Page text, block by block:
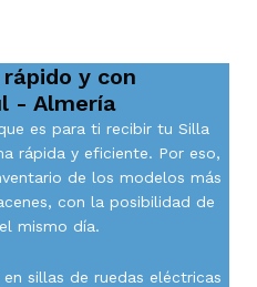
y con
- Almería
es para ti recibir tu Silla
rápida y eficiente. Por eso,
de los modelos más
con la posibilidad de
mismo día.
sillas de ruedas eléctricas